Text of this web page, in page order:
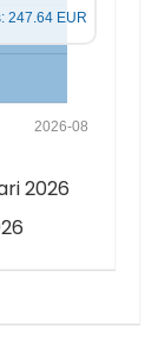
2026-08
247.64 EUR
2026